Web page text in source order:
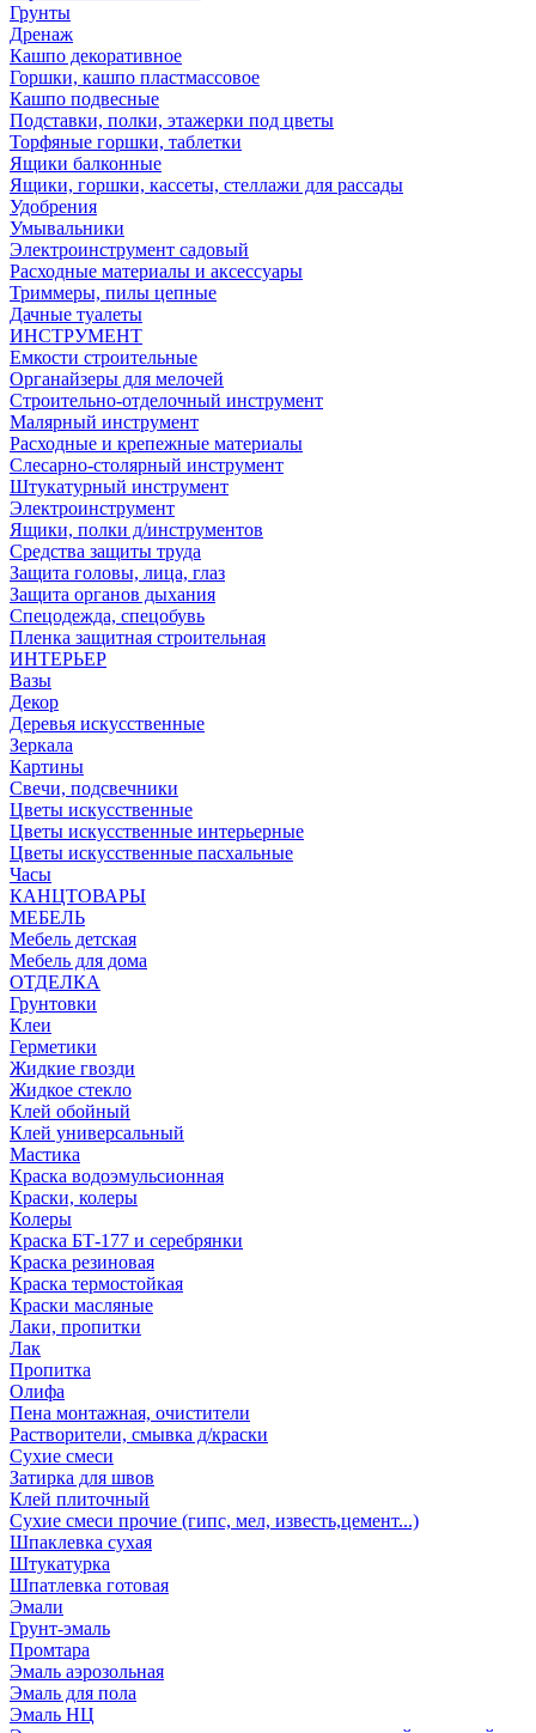
Грунты
Дренаж
Кашпо декоративное
Горшки, кашпо пластмассовое
Кашпо подвесные
Подставки, полки, этажерки под цветы
Торфяные горшки, таблетки
Ящики балконные
Ящики, горшки, кассеты, стеллажи для рассады
Удобрения
Умывальники
Электроинструмент садовый
Расходные материалы и аксессуары
Триммеры, пилы цепные
Дачные туалеты
ИНСТРУМЕНТ
Емкости строительные
Органайзеры для мелочей
Строительно-отделочный инструмент
Малярный инструмент
Расходные и крепежные материалы
Слесарно-столярный инструмент
Штукатурный инструмент
Электроинструмент
Ящики, полки д/инструментов
Средства защиты труда
Защита головы, лица, глаз
Защита органов дыхания
Спецодежда, спецобувь
Пленка защитная строительная
ИНТЕРЬЕР
Вазы
Декор
Деревья искусственные
Зеркала
Картины
Свечи, подсвечники
Цветы искусственные
Цветы искусственные интерьерные
Цветы искусственные пасхальные
Часы
КАНЦТОВАРЫ
МЕБЕЛЬ
Мебель детская
Мебель для дома
ОТДЕЛКА
Грунтовки
Клеи
Герметики
Жидкие гвозди
Жидкое стекло
Клей обойный
Клей универсальный
Мастика
Краска водоэмульсионная
Краски, колеры
Колеры
Краска БТ-177 и серебрянки
Краска резиновая
Краска термостойкая
Краски масляные
Лаки, пропитки
Лак
Пропитка
Олифа
Пена монтажная, очистители
Растворители, смывка д/краски
Сухие смеси
Затирка для швов
Клей плиточный
Сухие смеси прочие (гипс, мел, известь,цемент...)
Шпаклевка сухая
Штукатурка
Шпатлевка готовая
Эмали
Грунт-эмаль
Промтара
Эмаль аэрозольная
Эмаль для пола
Эмаль НЦ